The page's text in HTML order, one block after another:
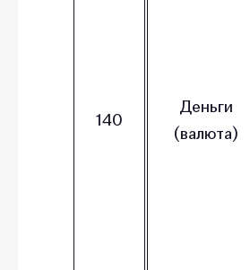
140
Деньги
(валюта)